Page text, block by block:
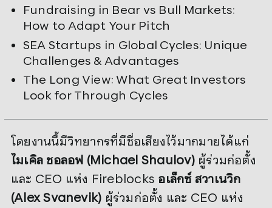
Fundraising in Bear vs Bull Markets:
How to Adapt Your Pitch
SEA Startups in Global Cycles: Unique
Challenges & Advantages
The Long View: What Great Investors
Look for Through Cycles
โดยงานนี้มีวิทยากรที่มีชื่อเสียงไว้มากมายได้แก่
ไมเคิล ชอลอฟ (Michael Shaulov)ผู้ร่วมก่อตั้ง
และ CEO แห่ง Fireblocks อเล็กซ์ สวาเนวิก
(Alex Svanevik) ผู้ร่วมก่อตั้ง และ CEO แห่ง